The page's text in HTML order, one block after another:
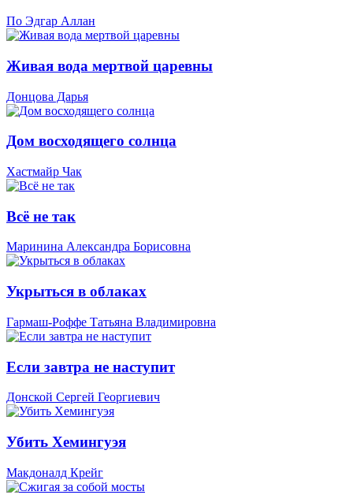
По Эдгар Аллан
Живая вода мертвой царевны
Донцова Дарья
Дом восходящего солнца
Хастмайр Чак
Всё не так
Маринина Александра Борисовна
Укрыться в облаках
Гармаш-Роффе Татьяна Владимировна
Если завтра не наступит
Донской Сергей Георгиевич
Убить Хемингуэя
Макдоналд Крейг